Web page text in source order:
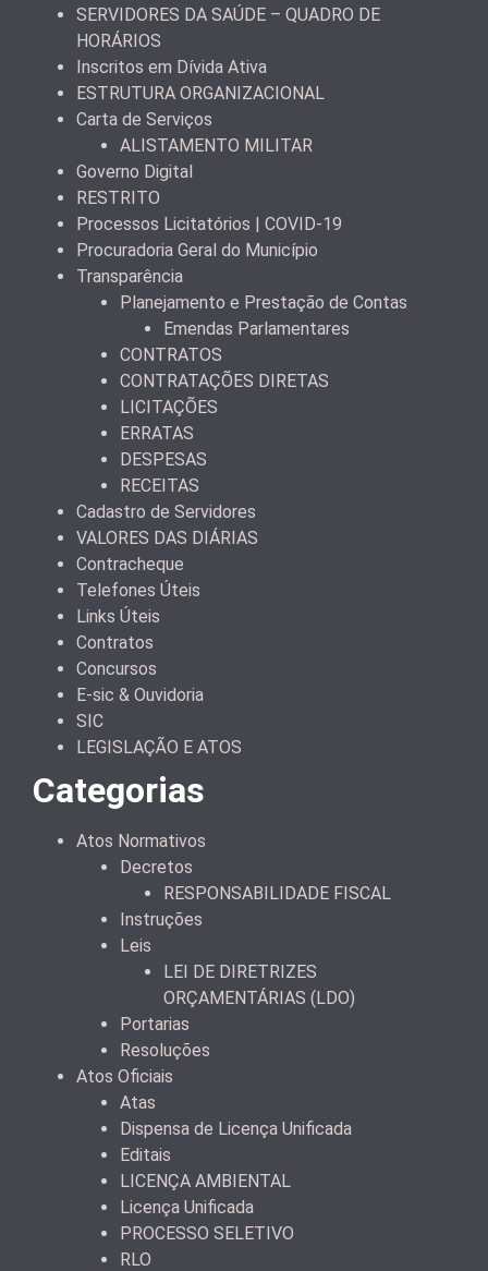
SERVIDORES DA SAÚDE – QUADRO DE
HORÁRIOS
Inscritos em Dívida Ativa
ESTRUTURA ORGANIZACIONAL
Carta de Serviços
ALISTAMENTO MILITAR
Governo Digital
RESTRITO
Processos Licitatórios | COVID-19
Procuradoria Geral do Município
Transparência
Planejamento e Prestação de Contas
Emendas Parlamentares
CONTRATOS
CONTRATAÇÕES DIRETAS
LICITAÇÕES
ERRATAS
DESPESAS
RECEITAS
Cadastro de Servidores
VALORES DAS DIÁRIAS
Contracheque
Telefones Úteis
Links Úteis
Contratos
Concursos
E-sic & Ouvidoria
SIC
LEGISLAÇÃO E ATOS
Categorias
Atos Normativos
Decretos
RESPONSABILIDADE FISCAL
Instruções
Leis
LEI DE DIRETRIZES
ORÇAMENTÁRIAS (LDO)
Portarias
Resoluções
Atos Oficiais
Atas
Dispensa de Licença Unificada
Editais
LICENÇA AMBIENTAL
Licença Unificada
PROCESSO SELETIVO
RLO